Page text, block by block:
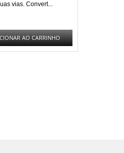
vias. Convert...
AO CARRINHO